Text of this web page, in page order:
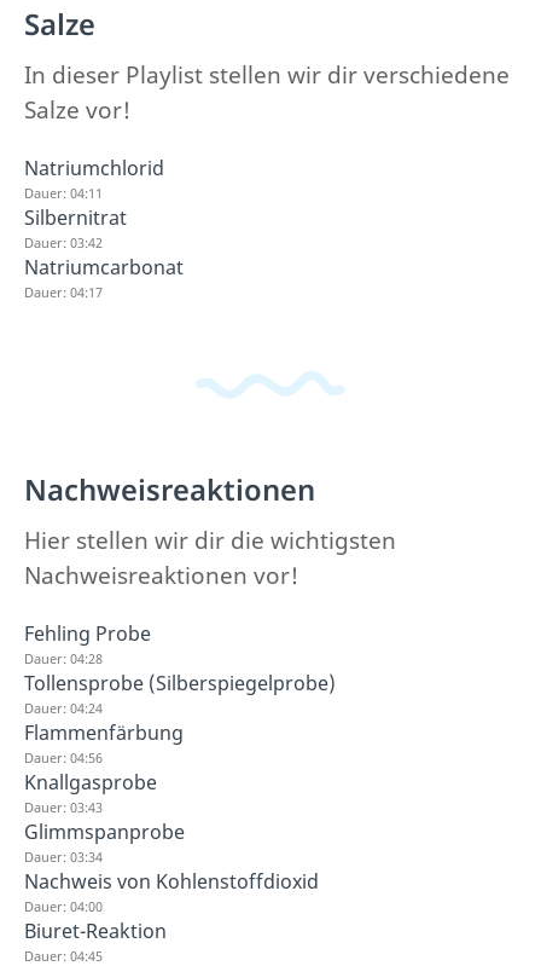
Salze
In dieser Playlist stellen wir dir verschiedene
Salze vor!
Natriumchlorid
Dauer: 04:11
Silbernitrat
Dauer: 03:42
Natriumcarbonat
Dauer: 04:17
Nachweisreaktionen
Hier stellen wir dir die wichtigsten
Nachweisreaktionen vor!
Fehling Probe
Dauer: 04:28
Tollensprobe (Silberspiegelprobe)
Dauer: 04:24
Flammenfärbung
Dauer: 04:56
Knallgasprobe
Dauer: 03:43
Glimmspanprobe
Dauer: 03:34
Nachweis von Kohlenstoffdioxid
Dauer: 04:00
Biuret-Reaktion
Dauer: 04:45